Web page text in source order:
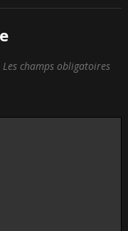
Les champs obligatoires